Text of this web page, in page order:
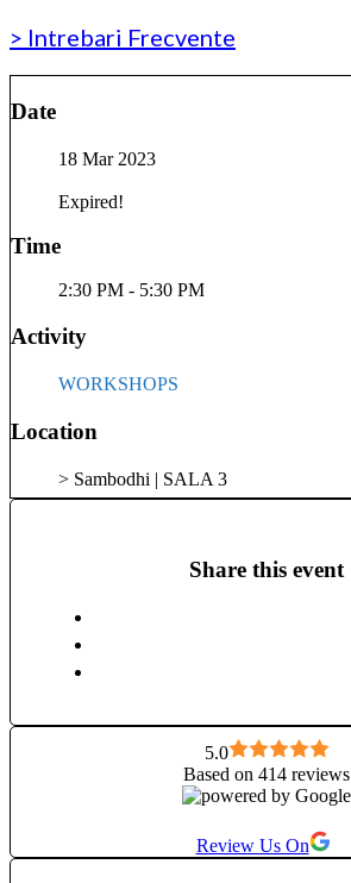
> Intrebari Frecvente
Date
18 Mar 2023
Expired!
Time
2:30 PM - 5:30 PM
Activity
WORKSHOPS
Location
> Sambodhi | SALA 3
Share this event
5.0
Based on 414 reviews
Review Us On